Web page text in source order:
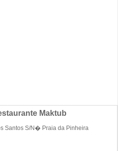
Maktub
Santos S/N� Praia da Pinheira